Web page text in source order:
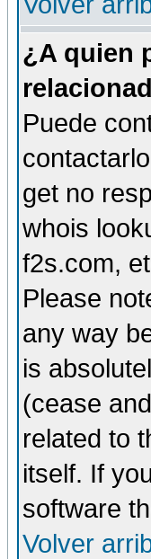
¿A quien
Puede
get no
whois
f2s.com,
Please
any way
is
(cease
related to
itself. If
software
Volver